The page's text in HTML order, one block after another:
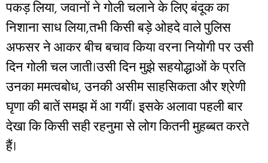
पकड़ लिया, जवानों ने गोली चलाने के लिए बंदूक का
निशाना साध लिया,तभी किसी बड़े ओहदे वाले पुलिस
अफसर ने आकर बीच बचाव किया वरना नियोगी पर उसी
दिन गोली चल जाती।उसी दिन मुझे सहयोद्धाओं के प्रति
उनका ममत्वबोध, उनकी असीम साहसिकता और श्रेणी
घृणा की बातें समझ में आ गयीं। इसके अलावा पहली बार
देखा कि किसी सही रहनुमा से लोग कितनी मुहब्बत करते
हैं।